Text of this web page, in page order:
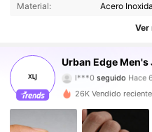
Material: Acero
Ver
Urban Edge
3.9K
l***0seguidoHace
4,85
3.9K
4,85 3.9K
26K Vendido